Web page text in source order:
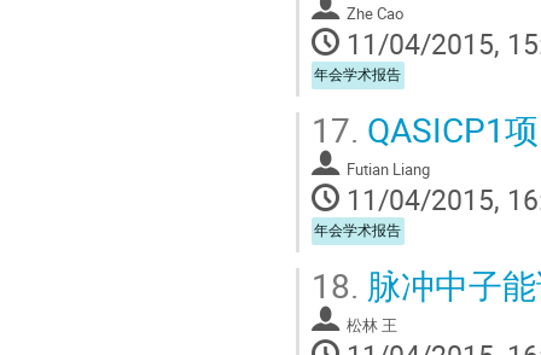
Zhe Cao
11/04/2015,
年会学术报告
17. QASICP1
Futian Liang
11/04/2015,
年会学术报告
18. 脉冲中子
松林 王